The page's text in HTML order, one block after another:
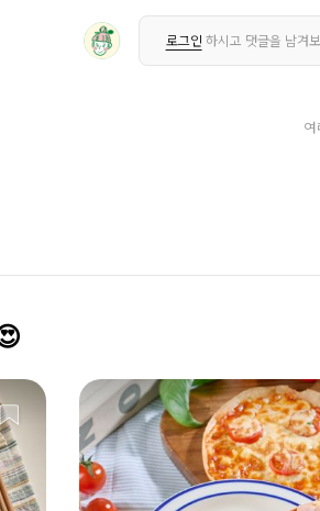
로그인 하시고 댓글을 남겨
여